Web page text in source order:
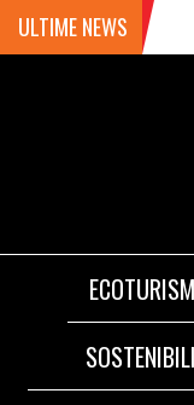
ULTIME NEWS